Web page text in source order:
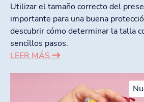
Utilizar el tamaño correcto del
importante para una buena
descubrir cómo determinar la talla
sencillos pasos.
LEER MÁS